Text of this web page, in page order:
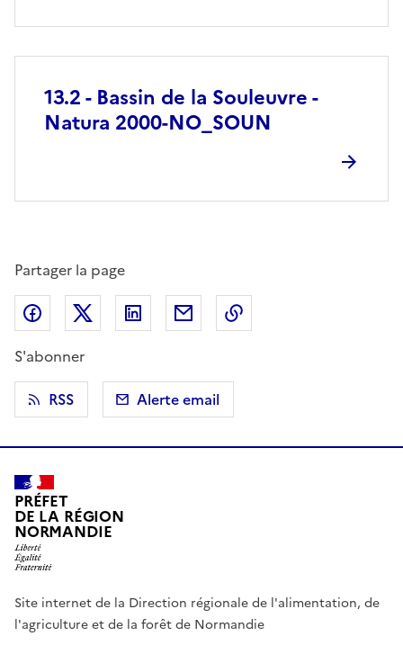
13.2 - Bassin de la Souleuvre -
Natura 2000-NO_SOUN
Partager la page
Partager sur Facebook
Partager sur X (anciennement Twitter)
Partager sur LinkedIn
Partager par email
S'abonner
RSS
Alerte email
PRÉFET
DE LA RÉGION
NORMANDIE
Site internet de la Direction régionale de l'alimentation, de
l'agriculture et de la forêt de Normandie